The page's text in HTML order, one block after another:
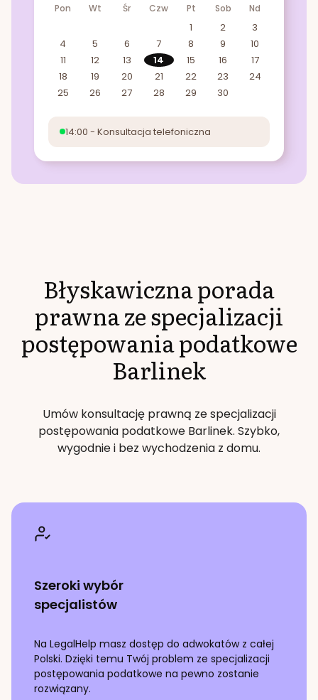
Pon Wt Śr Czw Pt Sob Nd
1 2
3
4
5 6 7 8 9
10
11
12 13 14 15 16
17
18
19 20 21 22 23
24
25
26 27 28 29 30
14:00 - Konsultacja telefoniczna
Błyskawiczna porada
prawna ze specjalizacji
postępowania podatkowe
Barlinek
Umów konsultację prawną ze specjalizacji
postępowania podatkowe Barlinek. Szybko,
wygodnie i bez wychodzenia z domu.
Szeroki wybór
specjalistów
Na LegalHelp masz dostęp do adwokatów z całej
Polski. Dzięki temu Twój problem ze specjalizacji
postępowania podatkowe na pewno zostanie
rozwiązany.